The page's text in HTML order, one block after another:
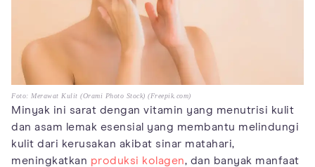
Foto: Merawat Kulit (Orami Photo Stock) (Freepik.com)
Minyak ini sarat dengan vitamin yang menutrisi kulit
dan asam lemak esensial yang membantu melindungi
kulit dari kerusakan akibat sinar matahari,
meningkatkan produksi kolagen, dan banyak manfaat